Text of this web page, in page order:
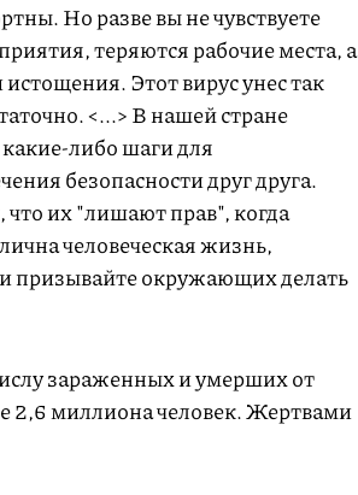
Но разве вы не чувствуете
теряются рабочие места, а
Этот вирус унес так
<...> В нашей стране
либо шаги для
безопасности друг друга.
их "лишают прав", когда
человеческая жизнь,
призывайте окружающих делать
зараженных и умерших от
2,6 миллиона человек. Жертвами